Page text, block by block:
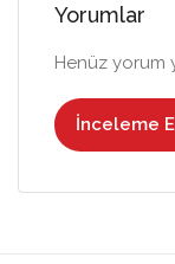
Yorumlar
Henüz yorum
İnceleme